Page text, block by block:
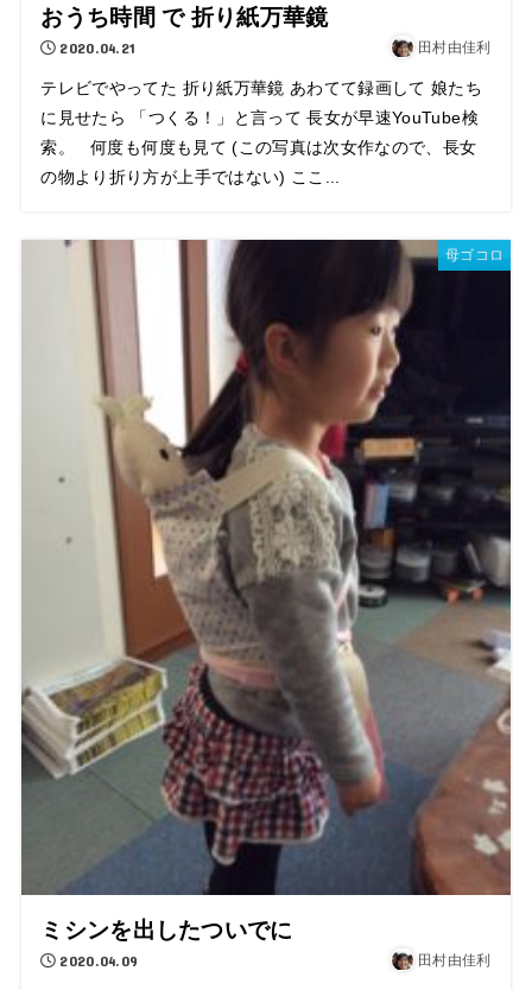
おうち時間 で 折り紙万華鏡
2020.04.21 田村由佳利
テレビでやってた 折り紙万華鏡 あわてて録画して 娘たち
に見せたら 「つくる！」と言って 長女が早速YouTube検
索。 何度も何度も見て (この写真は次女作なので、長女
の物より折り方が上手ではない) ここ...
母ゴコロ
ミシンを出したついでに
2020.04.09 田村由佳利